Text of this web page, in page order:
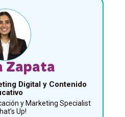
Zapata
Digital y Contenido
y Marketing Specialist
Up!